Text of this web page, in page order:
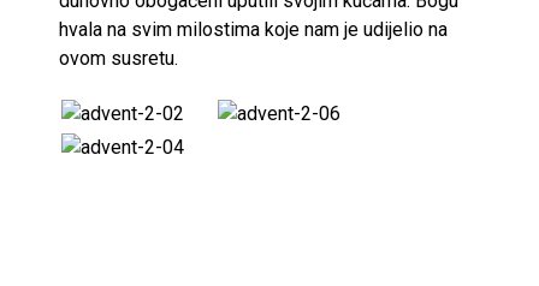
hvala na svim milostima koje nam je udijelio na
ovom susretu.